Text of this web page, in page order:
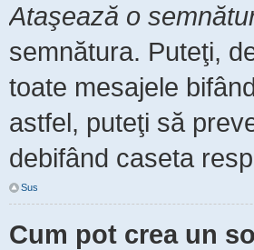
Ataşează o
semnătura. Puteţi,
toate mesajele
astfel, puteţi să
debifând caseta
Sus
Cum pot crea un